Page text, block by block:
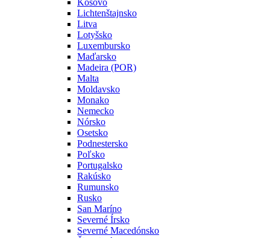
Kosovo
Lichtenštajnsko
Litva
Lotyšsko
Luxembursko
Maďarsko
Madeira (POR)
Malta
Moldavsko
Monako
Nemecko
Nórsko
Osetsko
Podnestersko
Poľsko
Portugalsko
Rakúsko
Rumunsko
Rusko
San Maríno
Severné Írsko
Severné Macedónsko